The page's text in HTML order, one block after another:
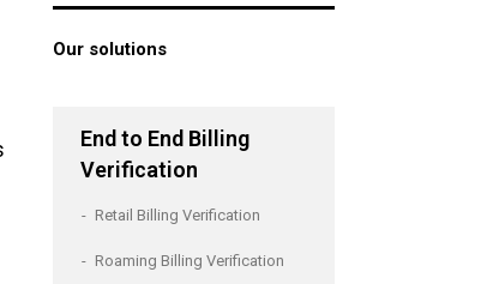
Our solutions
End to End Billing
Verification
Retail Billing Verification
Roaming Billing Verification